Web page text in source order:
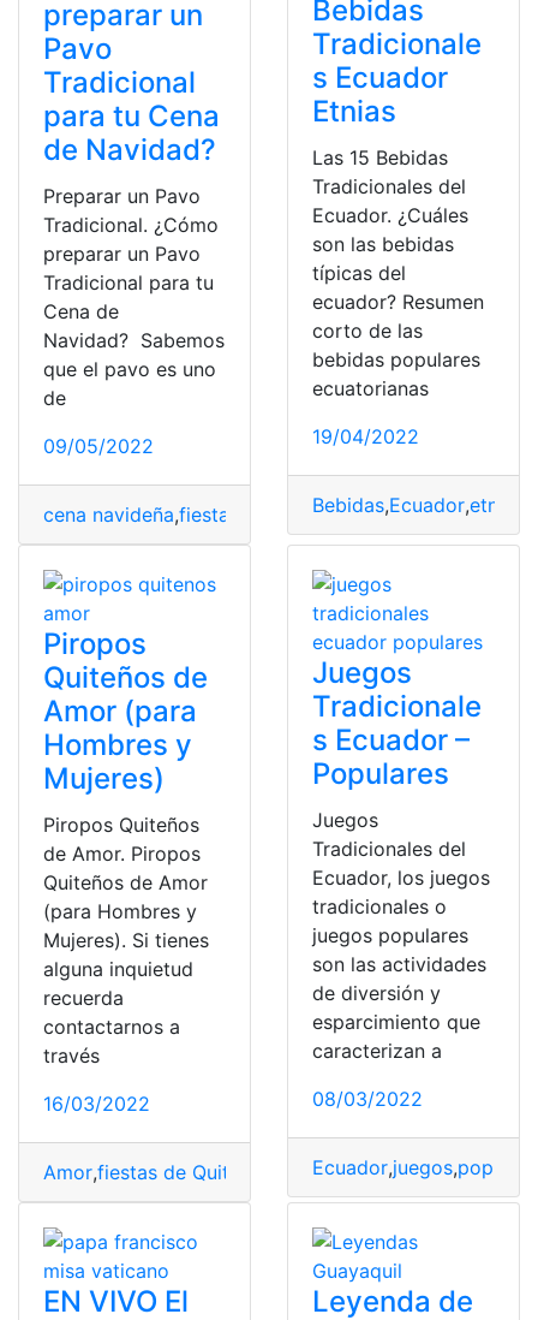
preparar un
Pavo
Tradicional
para tu Cena
de Navidad?
Preparar un Pavo
Tradicional. ¿Cómo
preparar un Pavo
Tradicional para tu
Cena de
Navidad? Sabemos
que el pavo es uno
de
09/05/2022
cena navideña,fiestas tradicionales,Mexico,
Bebidas
Tradicionale
s Ecuador
Etnias
Las 15 Bebidas
Tradicionales del
Ecuador. ¿Cuáles
son las bebidas
típicas del
ecuador? Resumen
corto de las
bebidas populares
ecuatorianas
19/04/2022
Bebidas,Ecuador,etnias
Piropos
Quiteños de
Amor (para
Hombres y
Mujeres)
Piropos Quiteños
de Amor. Piropos
Quiteños de Amor
(para Hombres y
Mujeres). Si tienes
alguna inquietud
recuerda
contactarnos a
través
16/03/2022
Amor,fiestas de Quito patrimonio cultural quiteño
Juegos
Tradicionale
s Ecuador –
Populares
Juegos
Tradicionales del
Ecuador, los juegos
tradicionales o
juegos populares
son las actividades
de diversión y
esparcimiento que
caracterizan a
08/03/2022
Ecuador,juegos,
EN VIVO El
Leyenda de